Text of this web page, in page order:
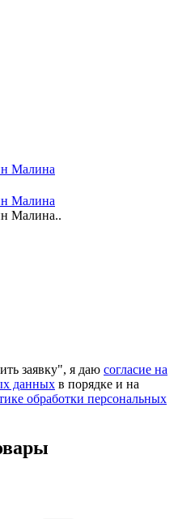
Малина
Малина
Малина..
заявку", я даю согласие на
данных в порядке и на
обработки персональных